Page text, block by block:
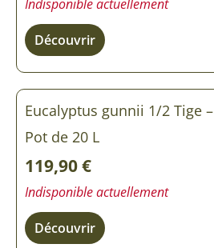
Indisponible actuellement
Découvrir
Eucalyptus gunnii 1/2 Tige –
Pot de 20 L
119,90€
Indisponible actuellement
Découvrir